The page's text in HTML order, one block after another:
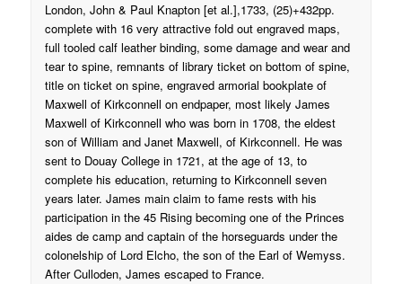
London, John & Paul Knapton [et al.],1733, (25)+432pp.
complete with 16 very attractive fold out engraved maps,
full tooled calf leather binding, some damage and wear and
tear to spine, remnants of library ticket on bottom of spine,
title on ticket on spine, engraved armorial bookplate of
Maxwell of Kirkconnell on endpaper, most likely James
Maxwell of Kirkconnell who was born in 1708, the eldest
son of William and Janet Maxwell, of Kirkconnell. He was
sent to Douay College in 1721, at the age of 13, to
complete his education, returning to Kirkconnell seven
years later. James main claim to fame rests with his
participation in the 45 Rising becoming one of the Princes
aides de camp and captain of the horseguards under the
colonelship of Lord Elcho, the son of the Earl of Wemyss.
After Culloden, James escaped to France.